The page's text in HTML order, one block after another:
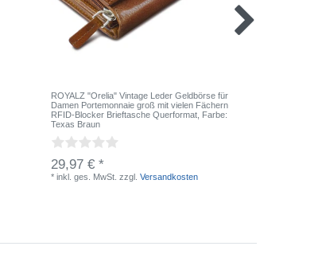
ROYALZ "Orelia" Vintage Leder Geldbörse für
Damen Portemonnaie groß mit vielen Fächern
RFID-Blocker Brieftasche Querformat , Farbe:
Texas Braun
29,97 € *
*inkl. ges. MwSt. zzgl.Versandkosten